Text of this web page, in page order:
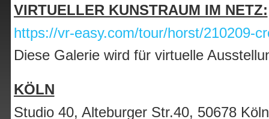
VIRTUELLER KUNSTRAUM IM NETZ:
https://vr-easy.com/tour/horst/210209-
Diese Galerie wird für virtuelle
KÖLN
Studio 40, Alteburger Str.40, 50678